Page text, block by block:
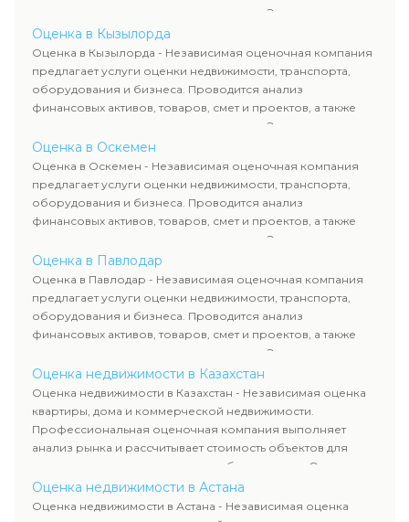
оценка животных и недропользования. Эксперты
определяют рыночную стоимость имущества и
рассчитывают ущерб. Все отчеты соответствуют
требованиям законодательства и используются для
сделок, кредитования и судебных процессов.
Оценка в Кызылорда
Оценка в Кызылорда - Независимая оценочная компания
предлагает услуги оценки недвижимости, транспорта,
оборудования и бизнеса. Проводится анализ
финансовых активов, товаров, смет и проектов, а также
оценка животных и недропользования. Эксперты
определяют рыночную стоимость имущества и
рассчитывают ущерб. Все отчеты соответствуют
требованиям законодательства и используются для
сделок, кредитования и судебных процессов.
Оценка в Оскемен
Оценка в Оскемен - Независимая оценочная компания
предлагает услуги оценки недвижимости, транспорта,
оборудования и бизнеса. Проводится анализ
финансовых активов, товаров, смет и проектов, а также
оценка животных и недропользования. Эксперты
определяют рыночную стоимость имущества и
рассчитывают ущерб. Все отчеты соответствуют
требованиям законодательства и используются для
сделок, кредитования и судебных процессов.
Оценка в Павлодар
Оценка в Павлодар - Независимая оценочная компания
предлагает услуги оценки недвижимости, транспорта,
оборудования и бизнеса. Проводится анализ
финансовых активов, товаров, смет и проектов, а также
оценка животных и недропользования. Эксперты
определяют рыночную стоимость имущества и
рассчитывают ущерб. Все отчеты соответствуют
требованиям законодательства и используются для
сделок, кредитования и судебных процессов.
Оценка недвижимости в Казахстан
Оценка недвижимости в Казахстан - Независимая оценка
квартиры, дома и коммерческой недвижимости.
Профессиональная оценочная компания выполняет
анализ рынка и рассчитывает стоимость объектов для
продажи, ипотеки, аренды и судебных споров. Оценка
недвижимости включает современные методы и
гарантирует объективные результаты. Отчеты
Оценка недвижимости в Астана
Оценка недвижимости в Астана - Независимая оценка